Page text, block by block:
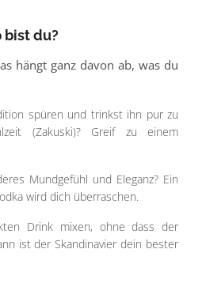
bist du?
hängt ganz davon ab, was du
spüren und trinkst ihn pur zu
(Zakuski)? Greif zu einem
Mundgefühl und Eleganz? Ein
wird dich überraschen.
Drink mixen, ohne dass der
ist der Skandinavier dein bester